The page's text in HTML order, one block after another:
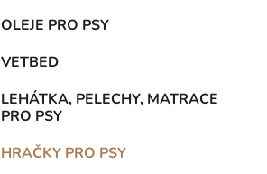
OLEJE PRO PSY
VETBED
LEHÁTKA, PELECHY, MATRACE
PRO PSY
HRAČKY PRO PSY